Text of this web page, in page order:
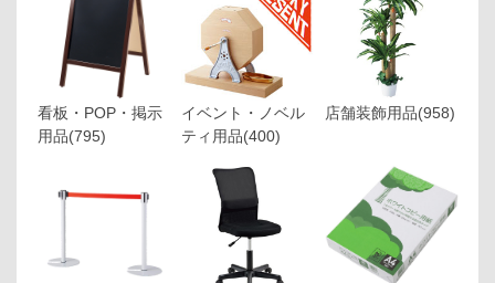
看板・POP・掲示
用品(795)
イベント・ノベル
ティ用品(400)
店舗装飾用品(958)